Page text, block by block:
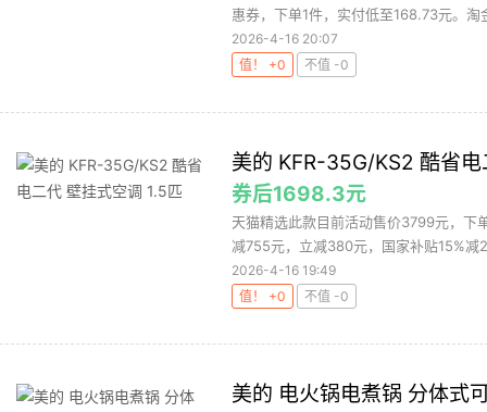
惠券，下单1件，实付低至168.73元。淘
2026-4-16 20:07
值！ +0
不值 -0
美的 KFR-35G/KS2 酷省
券后1698.3元
天猫精选此款目前活动售价3799元，下
减755元，立减380元，国家补贴15%减
2026-4-16 19:49
值！ +0
不值 -0
美的 电火锅电煮锅 分体式